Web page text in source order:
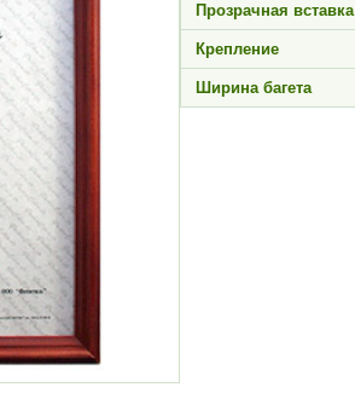
Прозрачная вставка
Крепление
Ширина багета